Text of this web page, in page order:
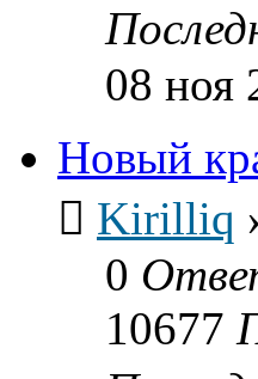
08 ноя
Новый
Kirilliq
0
10677